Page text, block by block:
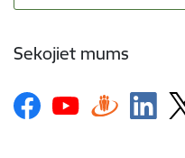
Sekojiet mums